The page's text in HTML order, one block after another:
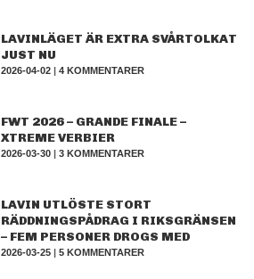
LAVINLÄGET ÄR EXTRA SVÅRTOLKAT
JUST NU
2026-04-02 |4 KOMMENTARER
FWT 2026 – GRANDE FINALE –
XTREME VERBIER
2026-03-30 |3 KOMMENTARER
LAVIN UTLÖSTE STORT
RÄDDNINGSPÅDRAG I RIKSGRÄNSEN
– FEM PERSONER DROGS MED
2026-03-25 |5 KOMMENTARER